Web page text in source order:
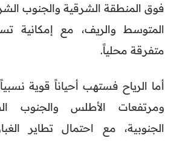
فوق المنطقة الشرقية والجنوب
المتوسط والريف، مع إمكانية
متفرقة محلياً.
أما الرياح فستهب أحياناً قوية
ومرتفعات الأطلس والجنوب
الجنوبية، مع احتمال تطاير